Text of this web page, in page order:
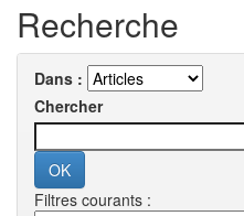
Recherche
Dans :
Chercher
Filtres courants :